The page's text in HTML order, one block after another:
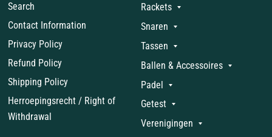
Search
Contact Information
Privacy Policy
Refund Policy
Shipping Policy
Herroepingsrecht / Right of
Withdrawal
Rackets
Snaren
Tassen
Ballen & Accessoires
Padel
Getest
Verenigingen